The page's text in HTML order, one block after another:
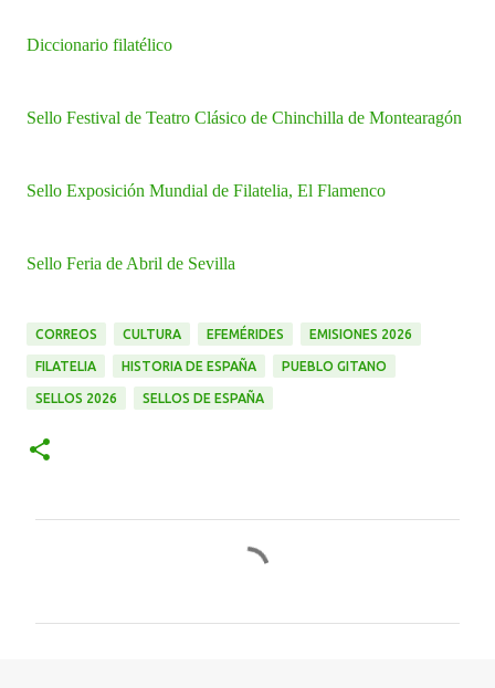
Diccionario filatélico
Sello Festival de Teatro Clásico de Chinchilla de Montearagón
Sello Exposición Mundial de Filatelia, El Flamenco
Sello Feria de Abril de Sevilla
CORREOS CULTURA EFEMÉRIDES EMISIONES 2026
FILATELIA HISTORIA DE ESPAÑA PUEBLO GITANO
SELLOS 2026 SELLOS DE ESPAÑA